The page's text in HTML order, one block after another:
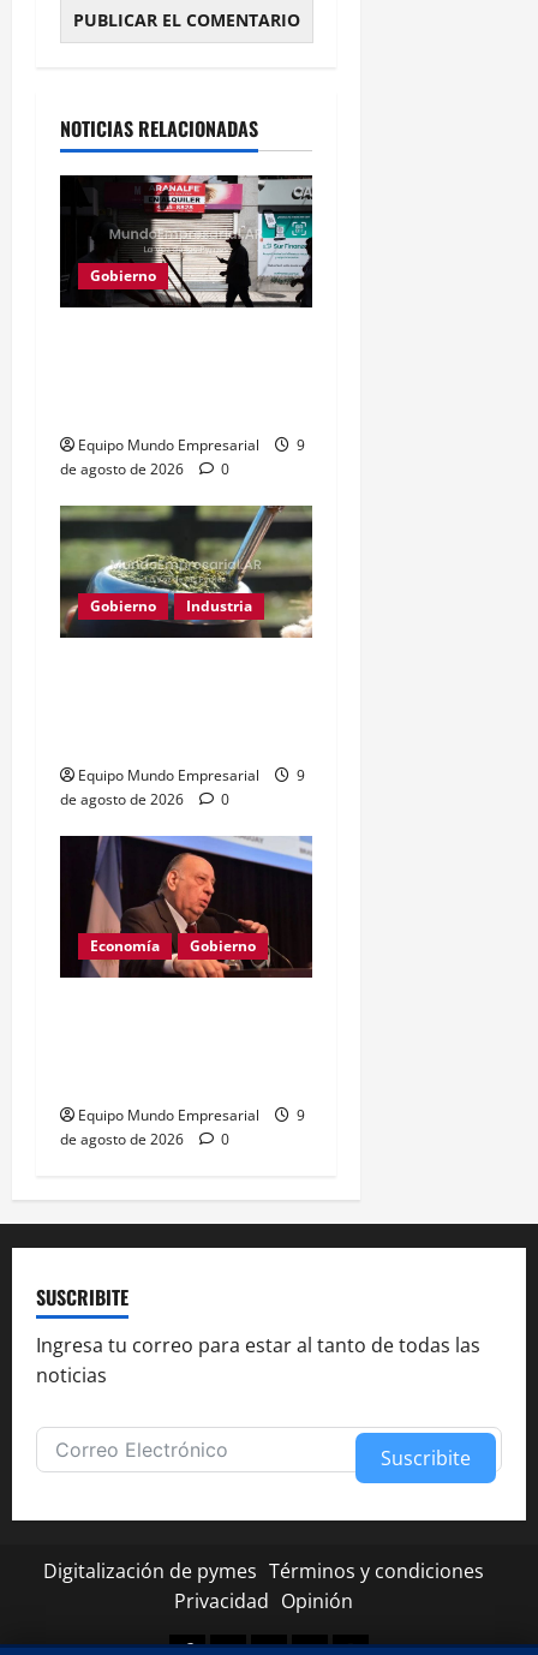
NOTICIAS RELACIONADAS
Gobierno
Equipo Mundo Empresarial
9
de agosto de 2026
0
Gobierno Industria
Equipo Mundo Empresarial
9
de agosto de 2026
0
Economía Gobierno
Equipo Mundo Empresarial
9
de agosto de 2026
0
SUSCRIBITE
Ingresa tu correo para estar al tanto de todas las
noticias
Suscribite
Digitalización de pymes Términos y condiciones
Privacidad Opinión
Facebook
TwitterLinkedinYoutubeInstagram